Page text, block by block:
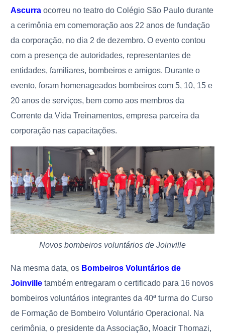
Ascurra ocorreu no teatro do Colégio São Paulo durante
a cerimônia em comemoração aos 22 anos de fundação
da corporação, no dia 2 de dezembro. O evento contou
com a presença de autoridades, representantes de
entidades, familiares, bombeiros e amigos. Durante o
evento, foram homenageados bombeiros com 5, 10, 15 e
20 anos de serviços, bem como aos membros da
Corrente da Vida Treinamentos, empresa parceira da
corporação nas capacitações.
Novos bombeiros voluntários de Joinville
Na mesma data, os Bombeiros Voluntários de
Joinville também entregaram o certificado para 16 novos
bombeiros voluntários integrantes da 40ª turma do Curso
de Formação de Bombeiro Voluntário Operacional. Na
cerimônia, o presidente da Associação, Moacir Thomazi,